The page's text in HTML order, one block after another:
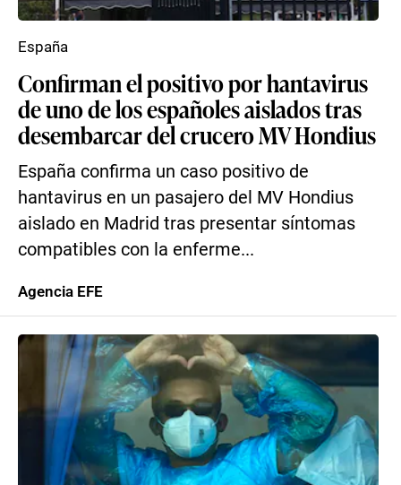
Confirman el positivo por hantavirus
de uno de los españoles aislados tras
desembarcar del crucero MV Hondius
España confirma un caso positivo de
hantavirus en un pasajero del MV Hondius
aislado en Madrid tras presentar síntomas
compatibles con la enferme...
España
Agencia EFE